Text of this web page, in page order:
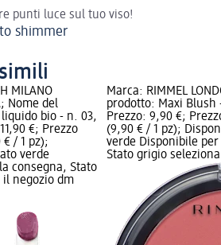
punti luce sul tuo viso!
shimmer
MILANO
Nome del
bio - n. 03,
€; Prezzo
€ / 1 pz);
verde
consegna, Stato
negozio dm
Marca: RIMMEL
prodotto: Maxi Blush
Prezzo: 9,90 €;
(9,90 € / 1 pz);
verde Disponibile
Stato grigio